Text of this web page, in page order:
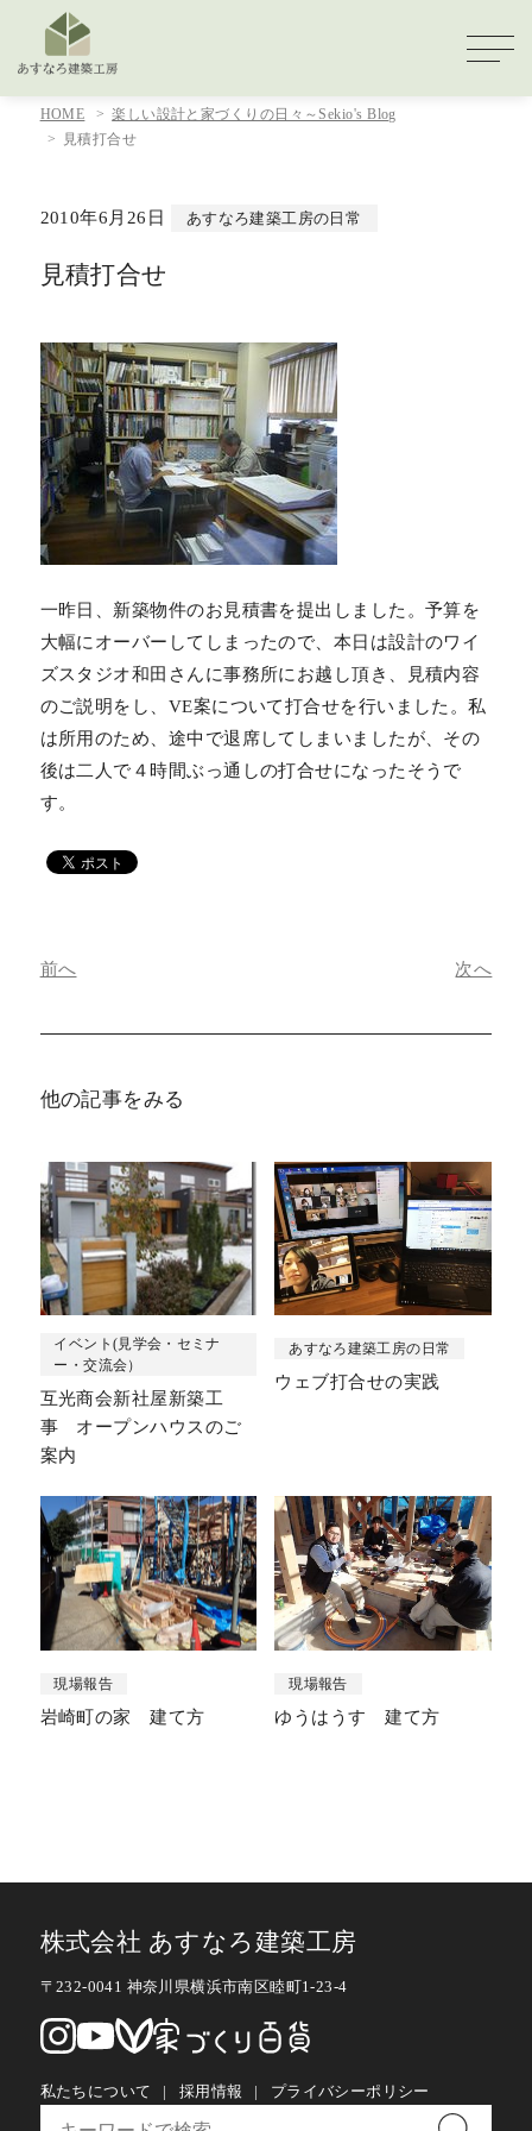
HOME
楽しい設計と家づくりの日々～Sekio's Blog
見積打合せ
2010年6月26日 あすなろ建築工房の日常
見積打合せ
一昨日、新築物件のお見積書を提出しました。予算を
大幅にオーバーしてしまったので、本日は設計のワイ
ズスタジオ和田さんに事務所にお越し頂き、見積内容
のご説明をし、VE案について打合せを行いました。私
は所用のため、途中で退席してしまいましたが、その
後は二人で４時間ぶっ通しの打合せになったそうで
す。
前へ 次へ
他の記事をみる
イベント(見学会・セミナ
ー・交流会）
互光商会新社屋新築工
事 オープンハウスのご
案内
あすなろ建築工房の日常
ウェブ打合せの実践
現場報告
岩崎町の家 建て方
現場報告
ゆうはうす 建て方
株式会社 あすなろ建築工房
〒232-0041 神奈川県横浜市南区睦町1-23-4
私たちについて 採用情報 プライバシーポリシー